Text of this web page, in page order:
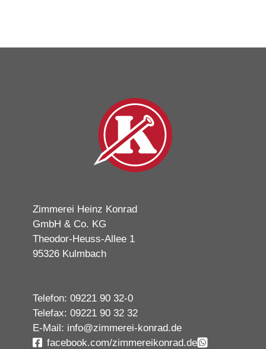
Zimmerei Heinz Konrad
GmbH & Co. KG
Theodor-Heuss-Allee 1
95326 Kulmbach
Telefon: 09221 90 32-0
Telefax: 09221 90 32 32
E-Mail: info@zimmerei-konrad.de
facebook.com/zimmereikonrad.de